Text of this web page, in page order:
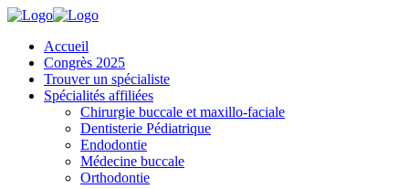
Accueil
Congrès 2025
Trouver un spécialiste
Spécialités affiliées
Chirurgie buccale et maxillo-faciale
Dentisterie Pédiatrique
Endodontie
Médecine buccale
Orthodontie